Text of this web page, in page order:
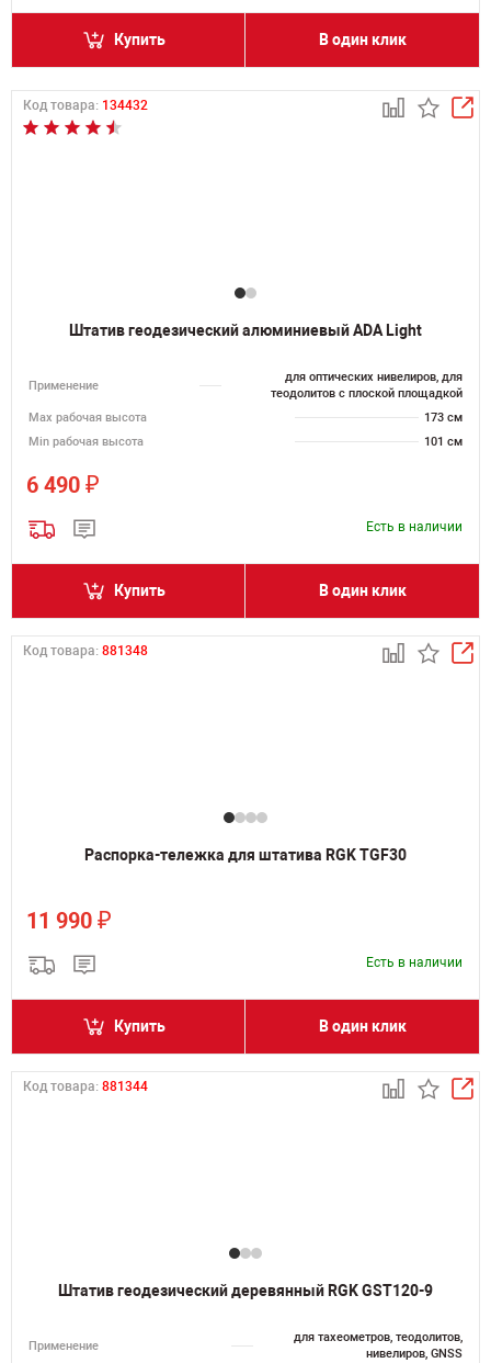
Купить В один клик
Код товара: 134432
Штатив геодезический алюминиевый ADA Light
Применение
для оптических нивелиров, для
теодолитов с плоской площадкой
Мах рабочая высота
173 см
Min рабочая высота
101 см
6 490 ₽
Есть в наличии
Купить В один клик
Код товара: 881348
Распорка-тележка для штатива RGK TGF30
11 990 ₽
Есть в наличии
Купить В один клик
Код товара: 881344
Штатив геодезический деревянный RGK GST120-9
Применение
для тахеометров, теодолитов,
нивелиров, GNSS